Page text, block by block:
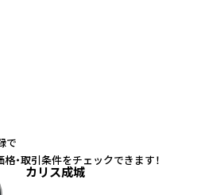
カリス成城
で
・取引条件をチェックできます！